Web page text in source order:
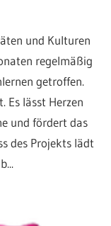
und Kulturen
regelmäßig
getroffen.
Es lässt Herzen
und fördert das
des Projekts lädt